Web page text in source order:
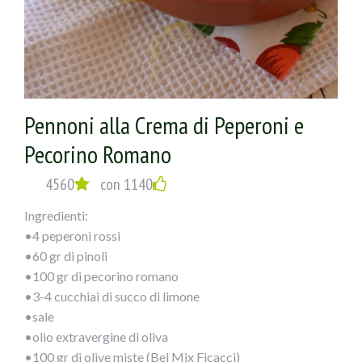
Pennoni alla Crema di Peperoni e
Pecorino Romano
4560 con 1140
Ingredienti:
•4 peperoni rossi
•60 gr di pinoli
•100 gr di pecorino romano
•3-4 cucchiai di succo di limone
•sale
•olio extravergine di oliva
•100 gr di olive miste (Bel Mix Ficacci)